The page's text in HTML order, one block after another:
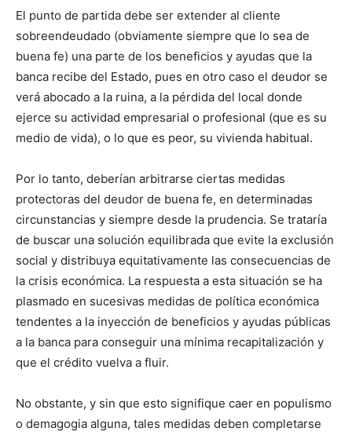
El punto de partida debe ser extender al cliente
sobreendeudado (obviamente siempre que lo sea de
buena fe) una parte de los beneficios y ayudas que la
banca recibe del Estado, pues en otro caso el deudor se
verá abocado a la ruina, a la pérdida del local donde
ejerce su actividad empresarial o profesional (que es su
medio de vida), o lo que es peor, su vivienda habitual.
Por lo tanto, deberían arbitrarse ciertas medidas
protectoras del deudor de buena fe, en determinadas
circunstancias y siempre desde la prudencia. Se trataría
de buscar una solución equilibrada que evite la exclusión
social y distribuya equitativamente las consecuencias de
la crisis económica. La respuesta a esta situación se ha
plasmado en sucesivas medidas de política económica
tendentes a la inyección de beneficios y ayudas públicas
a la banca para conseguir una mínima recapitalización y
que el crédito vuelva a fluir.
No obstante, y sin que esto signifique caer en populismo
o demagogia alguna, tales medidas deben completarse